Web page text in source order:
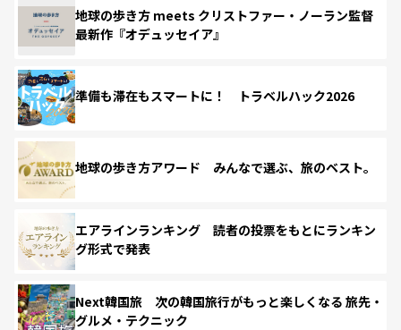
地球の歩き方 meets クリストファー・ノーラン監督
最新作『オデュッセイア』
準備も滞在もスマートに！ トラベルハック2026
地球の歩き方アワード みんなで選ぶ、旅のベスト。
エアラインランキング 読者の投票をもとにランキン
グ形式で発表
Next韓国旅 次の韓国旅行がもっと楽しくなる 旅先・
グルメ・テクニック